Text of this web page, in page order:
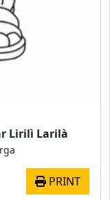
Lirilì Larilà
PRINT